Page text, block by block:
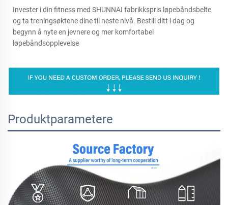
Invester i din fitness med SHUNNAI fabrikkspris løpebåndsbelte
og ta treningsøktene dine til neste nivå. Bestill ditt i dag og
begynn å nyte en jevnere og mer komfortabel
løpebåndsopplevelse
Produktparametere